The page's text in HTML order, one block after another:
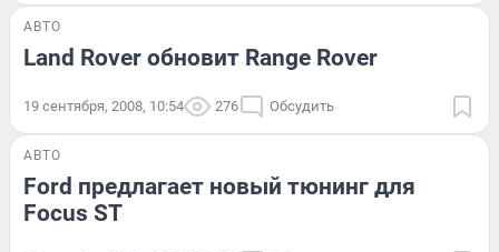
АВТО
Land Rover обновит Range Rover
19 сентября, 2008, 10:54 276 Обсудить
АВТО
Ford предлагает новый тюнинг для
Focus ST